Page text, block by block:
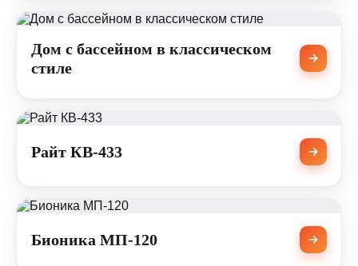
Дом с бассейном в классическом
стиле
Райт КВ-433
Бионика МП-120